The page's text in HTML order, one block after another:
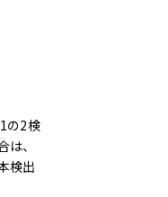
の2検
、
検出